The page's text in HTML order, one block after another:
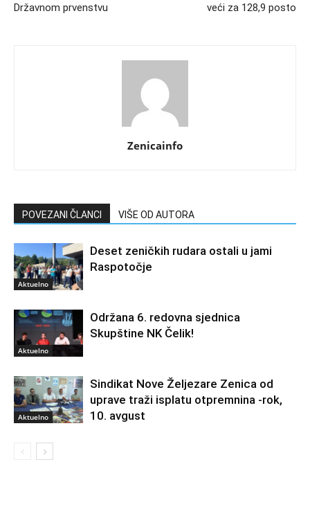
Državnom prvenstvu
veći za 128,9 posto
Zenicainfo
POVEZANI ČLANCI VIŠE OD AUTORA
Aktuelno
Deset zeničkih rudara ostali u jami
Raspotočje
Aktuelno
Održana 6. redovna sjednica
Skupštine NK Čelik!
Aktuelno
Sindikat Nove Željezare Zenica od
uprave traži isplatu otpremnina -rok,
10. avgust